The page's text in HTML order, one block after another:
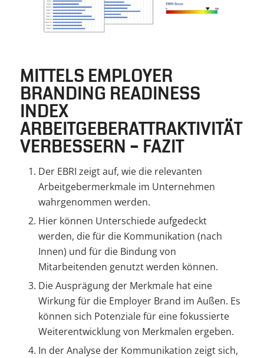
MITTELS EMPLOYER
BRANDING READINESS
INDEX
ARBEITGEBERATTRAKTIVITÄT
VERBESSERN – FAZIT
Der EBRI zeigt auf, wie die relevanten
Arbeitgebermerkmale im Unternehmen
wahrgenommen werden.
Hier können Unterschiede aufgedeckt
werden, die für die Kommunikation (nach
Innen) und für die Bindung von
Mitarbeitenden genutzt werden können.
Die Ausprägung der Merkmale hat eine
Wirkung für die Employer Brand im Außen. Es
können sich Potenziale für eine fokussierte
Weiterentwicklung von Merkmalen ergeben.
In der Analyse der Kommunikation zeigt sich,